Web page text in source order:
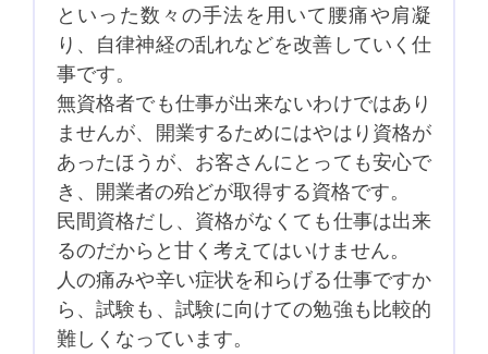
といった数々の手法を用いて腰痛や肩凝
り、自律神経の乱れなどを改善していく仕
事です。
無資格者でも仕事が出来ないわけではあり
ませんが、開業するためにはやはり資格が
あったほうが、お客さんにとっても安心で
き、開業者の殆どが取得する資格です。
民間資格だし、資格がなくても仕事は出来
るのだからと甘く考えてはいけません。
人の痛みや辛い症状を和らげる仕事ですか
ら、試験も、試験に向けての勉強も比較的
難しくなっています。